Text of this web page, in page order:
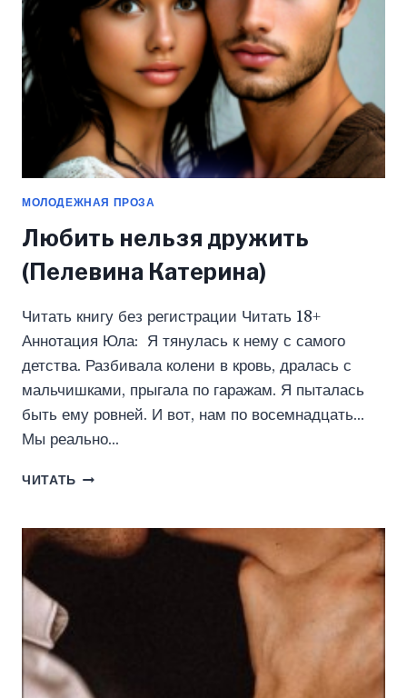
МОЛОДЕЖНАЯ ПРОЗА
Любить нельзя дружить
(Пелевина Катерина)
Читать книгу без регистрации Читать 18+
Аннотация Юла: Я тянулась к нему с самого
детства. Разбивала колени в кровь, дралась с
мальчишками, прыгала по гаражам. Я пыталась
быть ему ровней. И вот, нам по восемнадцать…
Мы реально…
ЧИТАТЬ ЛЮБИТЬ
(ПЕЛЕВИНА
КАТЕРИНА)